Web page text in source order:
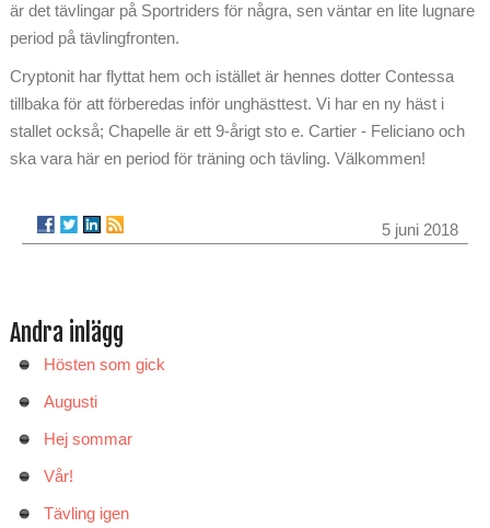
är det tävlingar på Sportriders för några, sen väntar en lite lugnare
period på tävlingfronten.
Cryptonit har flyttat hem och istället är hennes dotter Contessa
tillbaka för att förberedas inför unghästtest. Vi har en ny häst i
stallet också; Chapelle är ett 9-årigt sto e. Cartier - Feliciano och
ska vara här en period för träning och tävling. Välkommen!
5 juni 2018
Andra inlägg
Hösten som gick
Augusti
Hej sommar
Vår!
Tävling igen